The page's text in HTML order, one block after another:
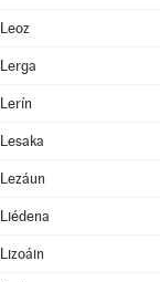
Leoz
Lerga
Lerín
Lesaka
Lezáun
Liédena
Lizoáin